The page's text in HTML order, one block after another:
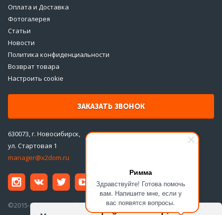
Римма
Здравствуйте! Готова помочь
вам. Напишите мне, если у
вас появятся вопросы.
Оплата и Доставка
Фотогалерея
Статьи
Новости
Политика конфиденциальности
Возврат товара
Настроить cookie
ЗАКАЗАТЬ ЗВОНОК
630073, г. Новосибирск,
ул. Стартовая 1
manager@x2dom.ru
©2015-2026 ООО «ДаблДом»